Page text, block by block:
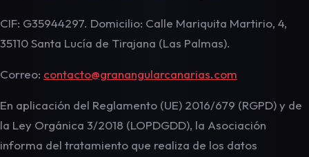
CIF: G35944297. Domicilio: Calle Mariquita Martirio, 4,
35110 Santa Lucía de Tirajana (Las Palmas).
Correo: contacto@granangularcanarias.com
En aplicación del Reglamento (UE) 2016/679 (RGPD) y de
la Ley Orgánica 3/2018 (LOPDGDD), la Asociación
informa del tratamiento que realiza de los datos